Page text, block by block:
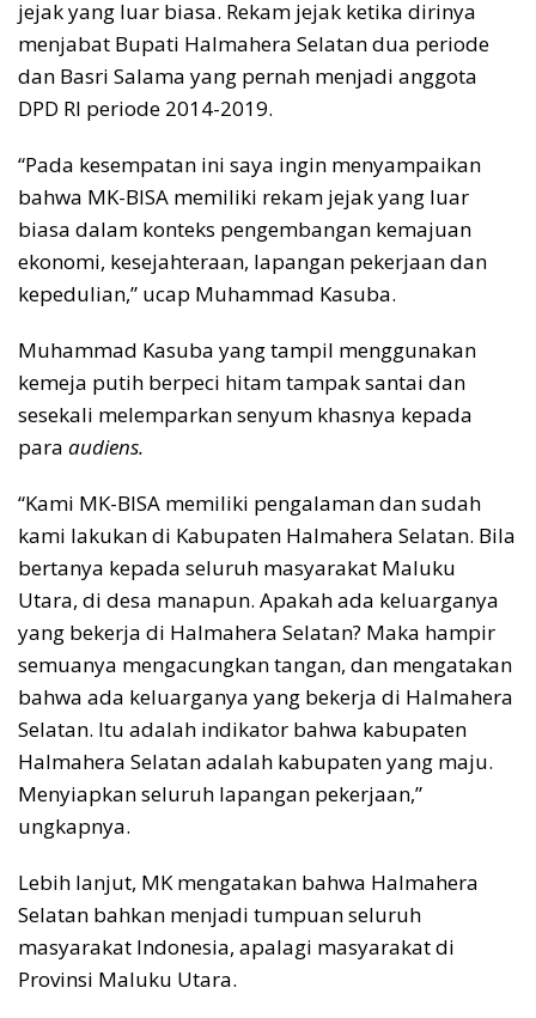
jejak yang luar biasa. Rekam jejak ketika dirinya
menjabat Bupati Halmahera Selatan dua periode
dan Basri Salama yang pernah menjadi anggota
DPD RI periode 2014-2019.
“Pada kesempatan ini saya ingin menyampaikan
bahwa MK-BISA memiliki rekam jejak yang luar
biasa dalam konteks pengembangan kemajuan
ekonomi, kesejahteraan, lapangan pekerjaan dan
kepedulian,” ucap Muhammad Kasuba.
Muhammad Kasuba yang tampil menggunakan
kemeja putih berpeci hitam tampak santai dan
sesekali melemparkan senyum khasnya kepada
para audiens.
“Kami MK-BISA memiliki pengalaman dan sudah
kami lakukan di Kabupaten Halmahera Selatan. Bila
bertanya kepada seluruh masyarakat Maluku
Utara, di desa manapun. Apakah ada keluarganya
yang bekerja di Halmahera Selatan? Maka hampir
semuanya mengacungkan tangan, dan mengatakan
bahwa ada keluarganya yang bekerja di Halmahera
Selatan. Itu adalah indikator bahwa kabupaten
Halmahera Selatan adalah kabupaten yang maju.
Menyiapkan seluruh lapangan pekerjaan,”
ungkapnya.
Lebih lanjut, MK mengatakan bahwa Halmahera
Selatan bahkan menjadi tumpuan seluruh
masyarakat Indonesia, apalagi masyarakat di
Provinsi Maluku Utara.